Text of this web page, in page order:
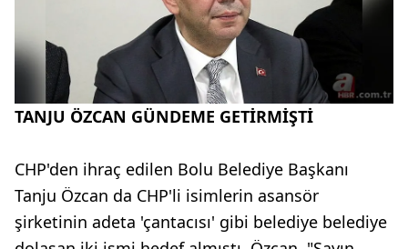
TANJU ÖZCAN GÜNDEME GETİRMİŞTİ
CHP'den ihraç edilen Bolu Belediye Başkanı
Tanju Özcan da CHP'li isimlerin asansör
şirketinin adeta 'çantacısı' gibi belediye belediye